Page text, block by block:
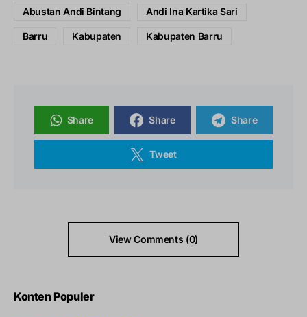
Abustan Andi Bintang Andi Ina Kartika Sari
Barru Kabupaten Kabupaten Barru
Share Share Share
Tweet
View Comments (0)
Konten Populer